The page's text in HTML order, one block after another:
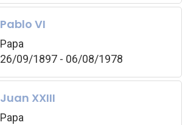
Pablo VI
Papa
26/09/1897 - 06/08/1978
Juan XXIII
Papa